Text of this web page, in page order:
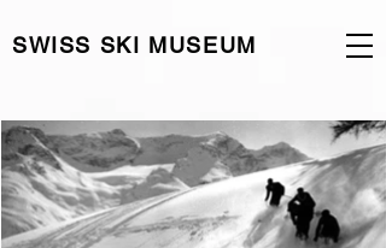
SWISS SKI MUSEUM